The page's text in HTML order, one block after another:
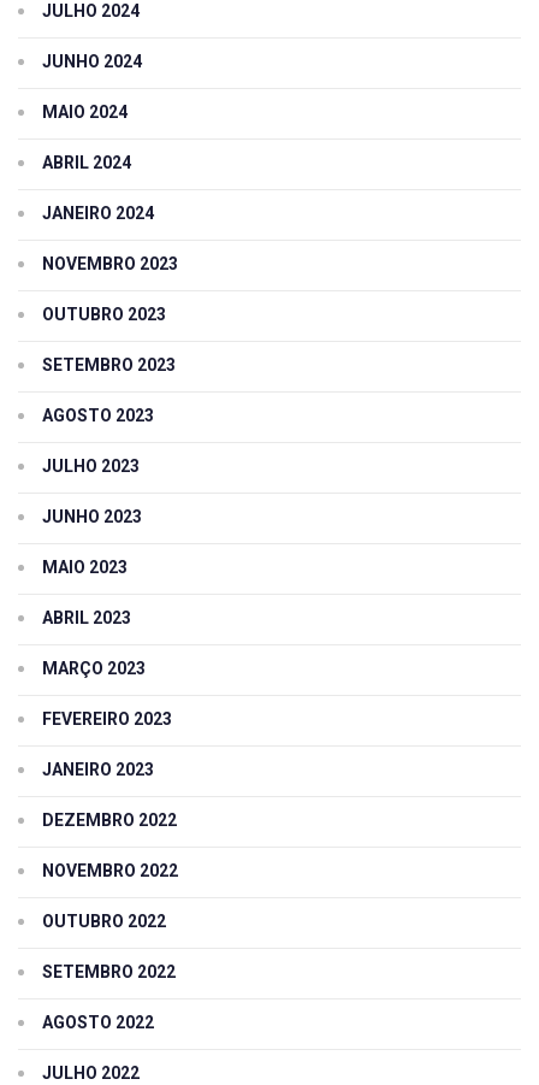
JULHO 2024
JUNHO 2024
MAIO 2024
ABRIL 2024
JANEIRO 2024
NOVEMBRO 2023
OUTUBRO 2023
SETEMBRO 2023
AGOSTO 2023
JULHO 2023
JUNHO 2023
MAIO 2023
ABRIL 2023
MARÇO 2023
FEVEREIRO 2023
JANEIRO 2023
DEZEMBRO 2022
NOVEMBRO 2022
OUTUBRO 2022
SETEMBRO 2022
AGOSTO 2022
JULHO 2022